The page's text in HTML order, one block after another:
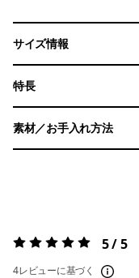
サイズ情報
特長
素材／お手入れ方法
評価:5 / 5 5 / 5
4レビューに基づく